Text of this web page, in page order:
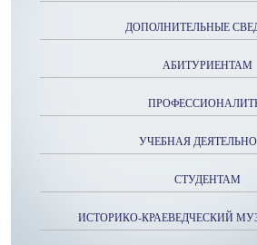
ДОПОЛНИТЕЛЬНЫЕ
АБИТУРИЕНТАМ
УЧЕБНАЯ
СТУДЕНТАМ
ИСТОРИКО-КРАЕВЕДЧЕСКИЙ